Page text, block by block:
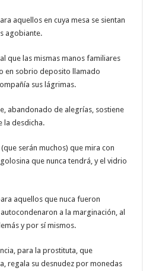
aquellos en cuya mesa se sientan
agobiante.
que las mismas manos familiares
en sobrio deposito llamado
sus lágrimas.
abandonado de alegrías, sostiene
la desdicha.
serán muchos) que mira con
que nunca tendrá, y el vidrio
aquellos que nuca fueron
a la marginación, al
y por sí mismos.
para la prostituta, que
regala su desnudez por monedas